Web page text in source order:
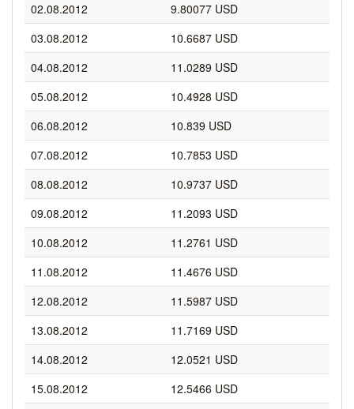
02.08.2012
9.80077 USD
03.08.2012
10.6687 USD
04.08.2012
11.0289 USD
05.08.2012
10.4928 USD
06.08.2012
10.839 USD
07.08.2012
10.7853 USD
08.08.2012
10.9737 USD
09.08.2012
11.2093 USD
10.08.2012
11.2761 USD
11.08.2012
11.4676 USD
12.08.2012
11.5987 USD
13.08.2012
11.7169 USD
14.08.2012
12.0521 USD
15.08.2012
12.5466 USD